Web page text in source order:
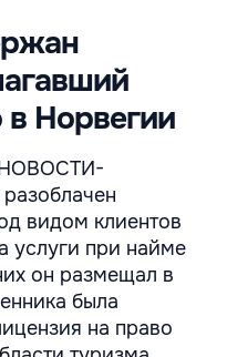
в Норвегии
видом клиентов
услуги при найме
он размещал в
была
на право